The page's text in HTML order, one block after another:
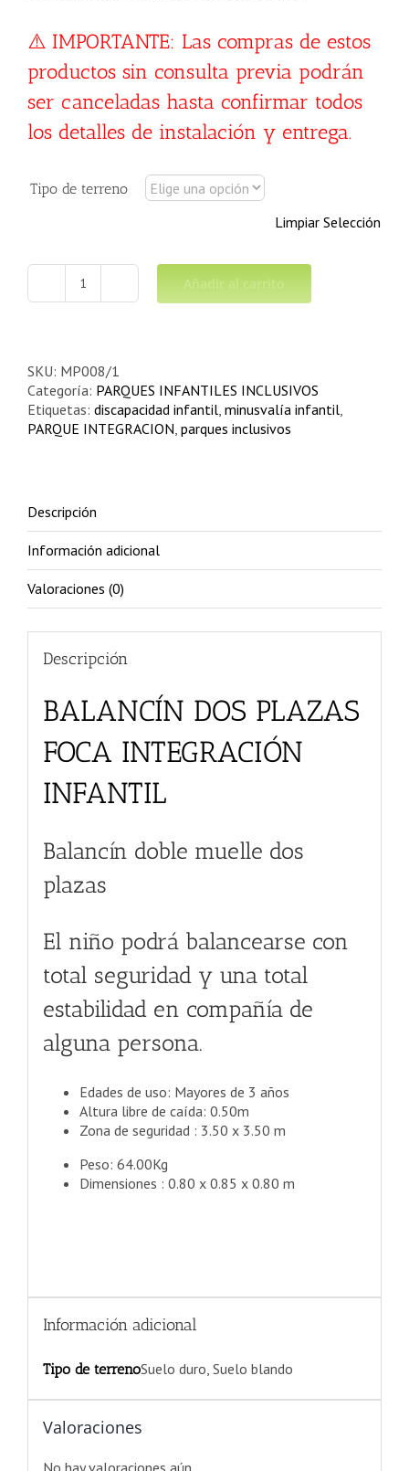
⚠️ IMPORTANTE: Las compras de estos
productos sin consulta previa podrán
ser canceladas hasta confirmar todos
los detalles de instalación y entrega.
Tipo de terreno
Limpiar Selección
BALANCÍN
INTEGRACIÓN
INFANTIL
cantidad
Añadir al carrito
SKU: MP008/1
Categoría: PARQUES INFANTILES INCLUSIVOS
Etiquetas: discapacidad infantil, minusvalía infantil,
PARQUE INTEGRACION, parques inclusivos
Descripción
Información adicional
Valoraciones (0)
Descripción
BALANCÍN DOS PLAZAS
FOCA INTEGRACIÓN
INFANTIL
Balancín doble muelle dos
plazas
El niño podrá balancearse con
total seguridad y una total
estabilidad en compañía de
alguna persona.
Edades de uso: Mayores de 3 años
Altura libre de caída: 0.50m
Zona de seguridad : 3.50 x 3.50 m
Peso: 64.00Kg
Dimensiones : 0.80 x 0.85 x 0.80 m
Información adicional
Tipo de terrenoSuelo duro, Suelo blando
Valoraciones
No hay valoraciones aún.